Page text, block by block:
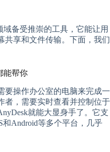
备受推崇的工具，它能让用
共享和文件传输。下面，我们
能帮你
要操作办公室的电脑来完成一
者，需要实时查看并控制位于
就能大显身手了。它支
和Android等多个平台，几乎